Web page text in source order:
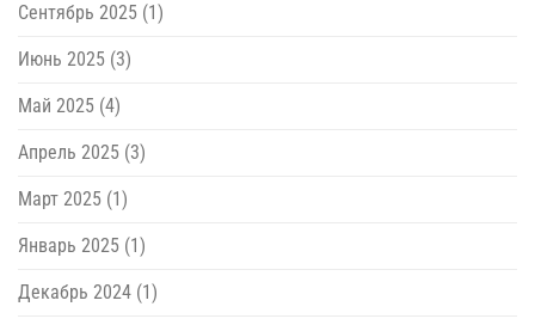
Сентябрь 2025 (1)
Июнь 2025 (3)
Май 2025 (4)
Апрель 2025 (3)
Март 2025 (1)
Январь 2025 (1)
Декабрь 2024 (1)